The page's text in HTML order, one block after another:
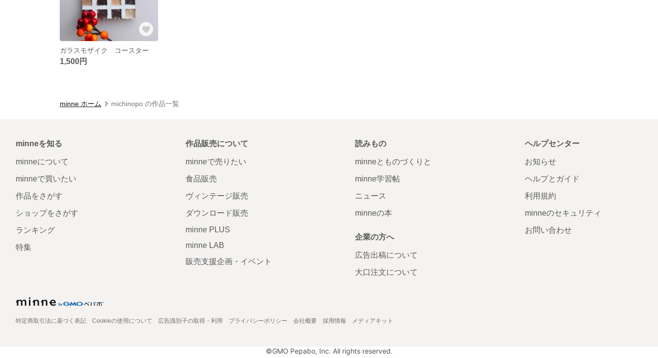
ガラスモザイク コースター
1,500円
minne ホーム michinopo の作品一覧
minneを知る
minneについて
minneで買いたい
作品をさがす
ショップをさがす
ランキング
特集
作品販売について
minneで売りたい
食品販売
ヴィンテージ販売
ダウンロード販売
minne PLUS
minne LAB
販売支援企画・イベント
読みもの
minneとものづくりと
minne学習帖
ニュース
minneの本
企業の方へ
広告出稿について
大口注文について
ヘルプセンター
お知らせ
ヘルプとガイド
利用規約
minneのセキュリティ
お問い合わせ
特定商取引法に基づく表記 Cookieの使用について 広告識別子の取得・利用 プライバシーポリシー 会社概要 採用情報 メディアキット
©GMO Pepabo, Inc. All rights reserved.